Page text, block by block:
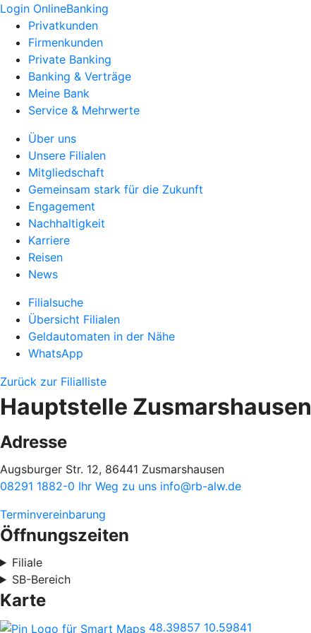
Login OnlineBanking
Privatkunden
Firmenkunden
Private Banking
Banking & Verträge
Meine Bank
Service & Mehrwerte
Über uns
Unsere Filialen
Mitgliedschaft
Gemeinsam stark für die Zukunft
Engagement
Nachhaltigkeit
Karriere
Reisen
News
Filialsuche
Übersicht Filialen
Geldautomaten in der Nähe
WhatsApp
Zurück zur Filialliste
Hauptstelle Zusmarshausen
Adresse
Augsburger Str. 12, 86441 Zusmarshausen
08291 1882-0 Ihr Weg zu uns info@rb-alw.de
Terminvereinbarung
Öffnungszeiten
Filiale
SB-Bereich
Karte
48.39857 10.59841